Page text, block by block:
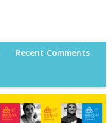
Recent Comments